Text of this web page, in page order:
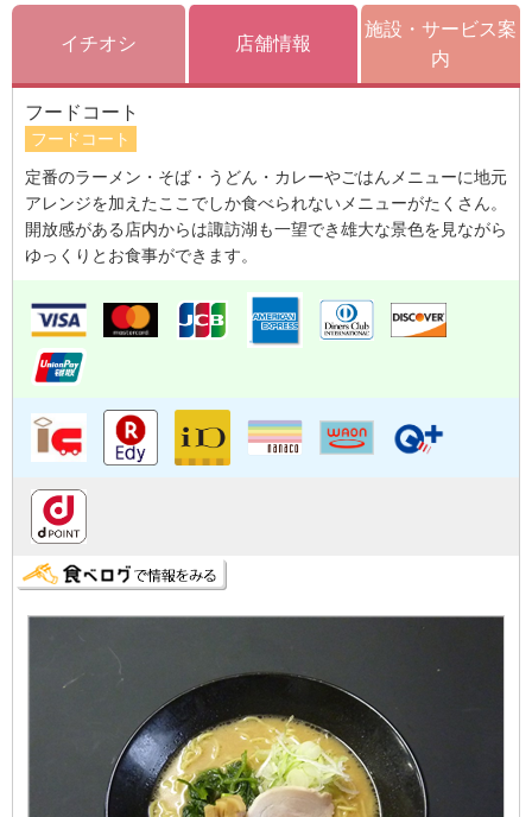
イチオシ 店舗情報
施設・サービス案
内
フードコート
フードコート
定番のラーメン・そば・うどん・カレーやごはんメニューに地元
アレンジを加えたここでしか食べられないメニューがたくさん。
開放感がある店内からは諏訪湖も一望でき雄大な景色を見ながら
ゆっくりとお食事ができます。